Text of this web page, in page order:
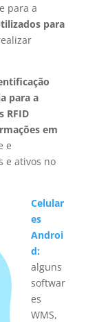
para a
para
para a
RFID
em
e
e ativos no
Celular
es
Androi
d:
alguns
softwar
es
WMS,